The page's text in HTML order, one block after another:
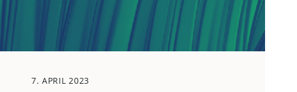
7. APRIL 2023